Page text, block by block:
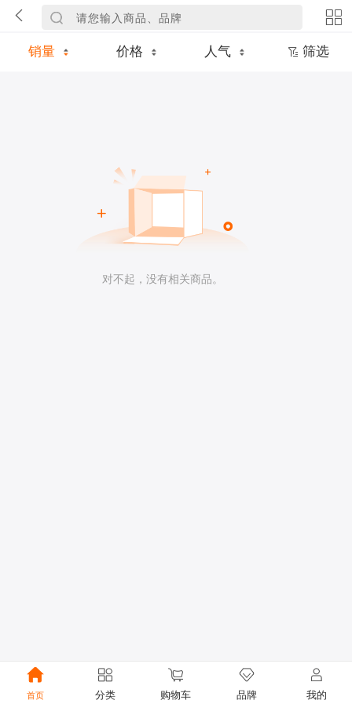
销量 价格 人气 筛选
对不起，没有相关商品。
首页 分类 购物车 品牌 我的